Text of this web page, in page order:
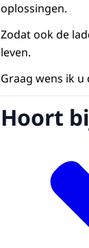
oplossingen.
Zodat ook de
leven.
Graag wens ik u
Hoort